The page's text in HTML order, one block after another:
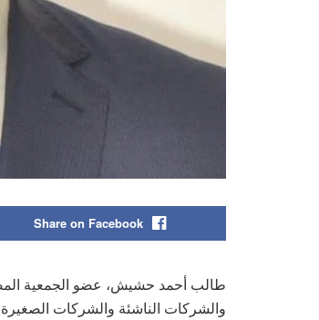
Share on Facebook
طالب أحمد حشيش، عضو الجمعية
والشركات الناشئة والشركات